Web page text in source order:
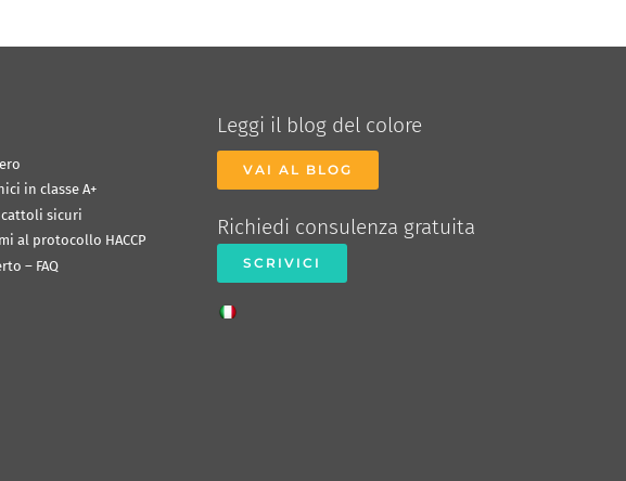
in classe A+
sicuri
al protocollo HACCP
– FAQ
Leggi il blog del colore
VAI AL BLOG
Richiedi consulenza gratuita
SCRIVICI